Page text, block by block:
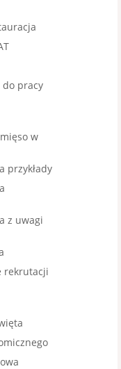
pracy
w
przykłady
z uwagi
rekrutacji